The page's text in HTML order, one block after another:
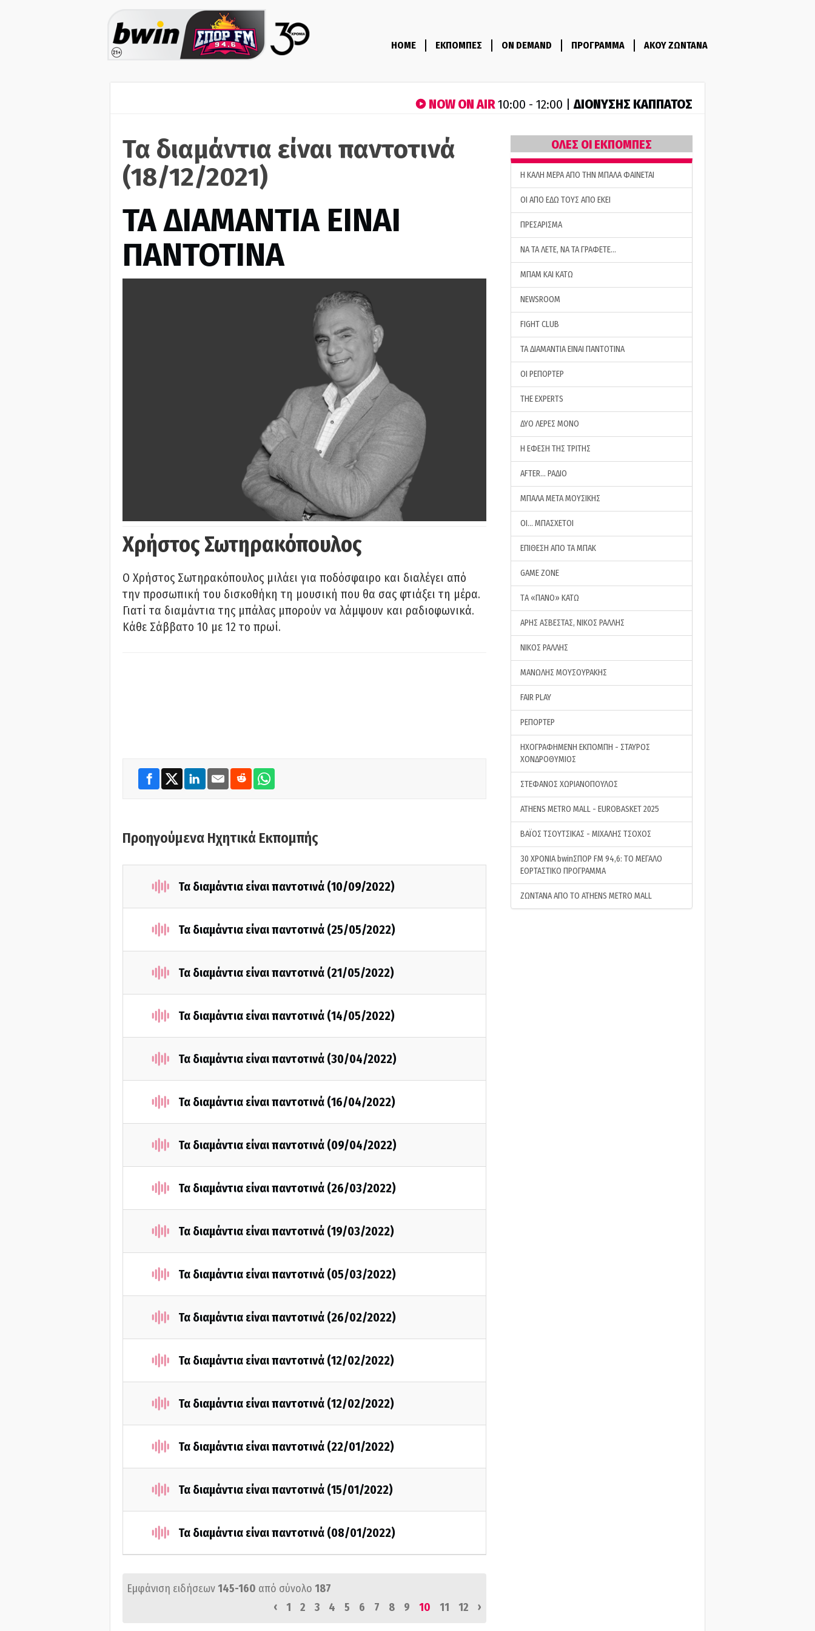
HOME ΕΚΠΟΜΠΕΣ ON DEMAND ΠΡΟΓΡΑΜΜΑ ΑΚΟΥ ΖΩΝΤΑΝΑ
NOW ON AIR10:00 - 12:00 |ΔΙΟΝΥΣΗΣ ΚΑΠΠΑΤΟΣ
Τα διαμάντια είναι παντοτινά
(18/12/2021)
ΤΑ ΔΙΑΜΑΝΤΙΑ ΕΙΝΑΙ
ΠΑΝΤΟΤΙΝΑ
Χρήστος Σωτηρακόπουλος
Ο Χρήστος Σωτηρακόπουλος μιλάει για ποδόσφαιρο και διαλέγει από
την προσωπική του δισκοθήκη τη μουσική που θα σας φτιάξει τη μέρα.
Γιατί τα διαμάντια της μπάλας μπορούν να λάμψουν και ραδιοφωνικά.
Κάθε Σάββατο 10 με 12 το πρωί.
Προηγούμενα Ηχητικά Εκπομπής
Τα διαμάντια είναι παντοτινά (10/09/2022)
Τα διαμάντια είναι παντοτινά (25/05/2022)
Τα διαμάντια είναι παντοτινά (21/05/2022)
Τα διαμάντια είναι παντοτινά (14/05/2022)
Τα διαμάντια είναι παντοτινά (30/04/2022)
Τα διαμάντια είναι παντοτινά (16/04/2022)
Τα διαμάντια είναι παντοτινά (09/04/2022)
Τα διαμάντια είναι παντοτινά (26/03/2022)
Τα διαμάντια είναι παντοτινά (19/03/2022)
Τα διαμάντια είναι παντοτινά (05/03/2022)
Τα διαμάντια είναι παντοτινά (26/02/2022)
Τα διαμάντια είναι παντοτινά (12/02/2022)
Τα διαμάντια είναι παντοτινά (12/02/2022)
Τα διαμάντια είναι παντοτινά (22/01/2022)
Τα διαμάντια είναι παντοτινά (15/01/2022)
Τα διαμάντια είναι παντοτινά (08/01/2022)
Εμφάνιση ειδήσεων145-160 από σύνολο 187
‹
1 2 3 4 5 6 7 8 9 10 11 12 ›
ΟΛΕΣ ΟΙ ΕΚΠΟΜΠΕΣ
H ΚΑΛΗ ΜΕΡΑ ΑΠΟ ΤΗΝ ΜΠΑΛΑ ΦΑΙΝΕΤΑΙ
ΟΙ ΑΠΟ ΕΔΩ ΤΟΥΣ ΑΠΟ ΕΚΕΙ
ΠΡΕΣΑΡΙΣΜΑ
ΝΑ ΤΑ ΛΕΤΕ, ΝΑ ΤΑ ΓΡΑΦΕΤΕ…
ΜΠΑΜ ΚΑΙ ΚΑΤΩ
NEWSROOM
FIGHT CLUB
ΤΑ ΔΙΑΜΑΝΤΙΑ ΕΙΝΑΙ ΠΑΝΤΟΤΙΝΑ
ΟΙ ΡΕΠΟΡΤΕΡ
THE EXPERTS
ΔΥΟ ΛΕΡΕΣ ΜΟΝΟ
Η ΕΦΕΣΗ ΤΗΣ ΤΡΙΤΗΣ
AFTER… ΡΑΔΙΟ
ΜΠΑΛΑ ΜΕΤΑ ΜΟΥΣΙΚΗΣ
ΟΙ… ΜΠΑΣΧΕΤΟΙ
ΕΠΙΘΕΣΗ ΑΠΟ ΤΑ ΜΠΑΚ
GAME ZONE
ΤA «ΠΑΝΟ» ΚΑΤΩ
ΑΡΗΣ ΑΣΒΕΣΤΑΣ, ΝΙΚΟΣ ΡΑΛΛΗΣ
ΝΙΚΟΣ ΡΑΛΛΗΣ
ΜΑΝΩΛΗΣ ΜΟΥΣΟΥΡΑΚΗΣ
FAIR PLAY
ΡΕΠΟΡΤΕΡ
ΗΧΟΓΡΑΦΗΜΕΝΗ ΕΚΠΟΜΠΗ - ΣΤΑΥΡΟΣ
ΧΟΝΔΡΟΘΥΜΙΟΣ
ΣΤΕΦΑΝΟΣ ΧΩΡΙΑΝΟΠΟΥΛΟΣ
ATHENS METRO MALL - EUROBASKET 2025
ΒΑΪΟΣ ΤΣΟΥΤΣΙΚΑΣ - ΜΙΧΑΛΗΣ ΤΣΟΧΟΣ
30 ΧΡΟΝΙΑ bwinΣΠΟΡ FM 94,6: ΤΟ ΜΕΓΑΛΟ
ΕΟΡΤΑΣΤΙΚΟ ΠΡΟΓΡΑΜΜΑ
ΖΩΝΤΑΝΑ ΑΠΟ ΤΟ ATHENS METRO MALL